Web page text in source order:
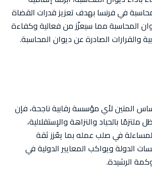
في فرنسا بهدف تعزيز قدرات القضاة
المحاسبة مما سيعزّز من فعالية وكفاءة
والقرارات الصادرة عن ديوان المحاسبة.
المتين لأي مؤسسة رقابية ناجحة، فإن
بالحياد والنزاهة والإستقلالية،
في صلب عمله بما يعّزز ثقة
الدولة ويواكب المعايير الدولية في
الرشيدة.